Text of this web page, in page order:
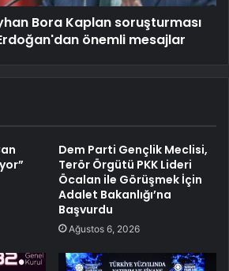
Bora Kaplan soruşturması
önemli mesajlar
Dem Parti Gençlik Meclisi,
Terör Örgütü PKK Lideri
Öcalan ile Görüşmek İçin
Adalet Bakanlığı’na
Başvurdu
Ağustos 6, 2026